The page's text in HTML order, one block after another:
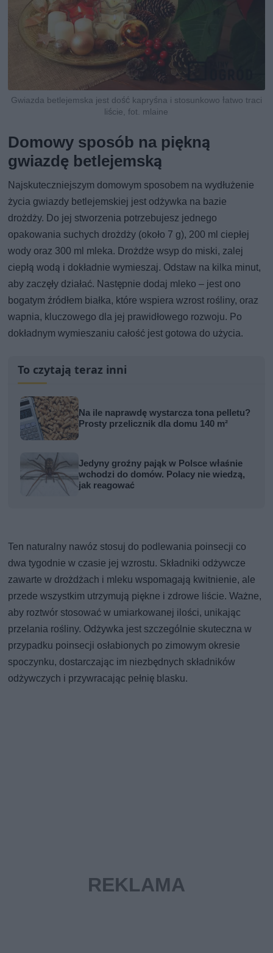
Gwiazda betlejemska jest dość kapryśna i stosunkowo łatwo traci
liście, fot. mlaine
Domowy sposób na piękną
gwiazdę betlejemską
Najskuteczniejszym domowym sposobem na wydłużenie
życia gwiazdy betlejemskiej jest odżywka na bazie
drożdży. Do jej stworzenia potrzebujesz jednego
opakowania suchych drożdży (około 7 g), 200 ml ciepłej
wody oraz 300 ml mleka. Drożdże wsyp do miski, zalej
ciepłą wodą i dokładnie wymieszaj. Odstaw na kilka minut,
aby zaczęły działać. Następnie dodaj mleko – jest ono
bogatym źródłem białka, które wspiera wzrost rośliny, oraz
wapnia, kluczowego dla jej prawidłowego rozwoju. Po
dokładnym wymieszaniu całość jest gotowa do użycia.
To czytają teraz inni
Na ile naprawdę wystarcza tona pelletu?
Prosty przelicznik dla domu 140 m²
Jedyny groźny pająk w Polsce właśnie
wchodzi do domów. Polacy nie wiedzą,
jak reagować
Ten naturalny nawóz stosuj do podlewania poinsecji co
dwa tygodnie w czasie jej wzrostu. Składniki odżywcze
zawarte w drożdżach i mleku wspomagają kwitnienie, ale
przede wszystkim utrzymują piękne i zdrowe liście. Ważne,
aby roztwór stosować w umiarkowanej ilości, unikając
przelania rośliny. Odżywka jest szczególnie skuteczna w
przypadku poinsecji osłabionych po zimowym okresie
spoczynku, dostarczając im niezbędnych składników
odżywczych i przywracając pełnię blasku.